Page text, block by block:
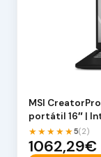
MSI
portátil 16″ |
★★★★★5(2)
1062,29€